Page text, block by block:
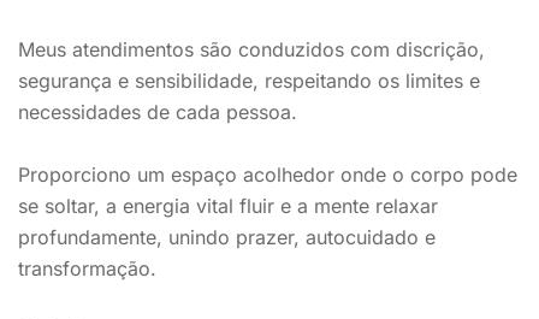
Meus atendimentos são conduzidos com discrição,
segurança e sensibilidade, respeitando os limites e
necessidades de cada pessoa.
Proporciono um espaço acolhedor onde o corpo pode
se soltar, a energia vital fluir e a mente relaxar
profundamente, unindo prazer, autocuidado e
transformação.